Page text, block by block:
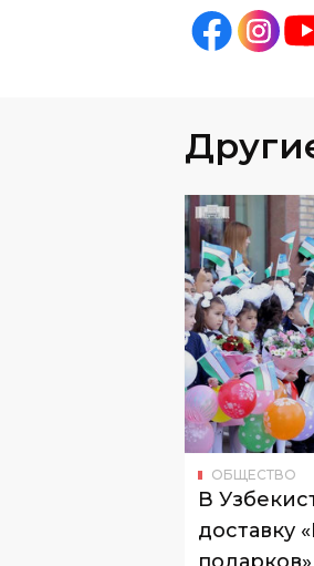
ОБЩЕСТВО
В
доставку
подарков»
Комплекты с
тысяч